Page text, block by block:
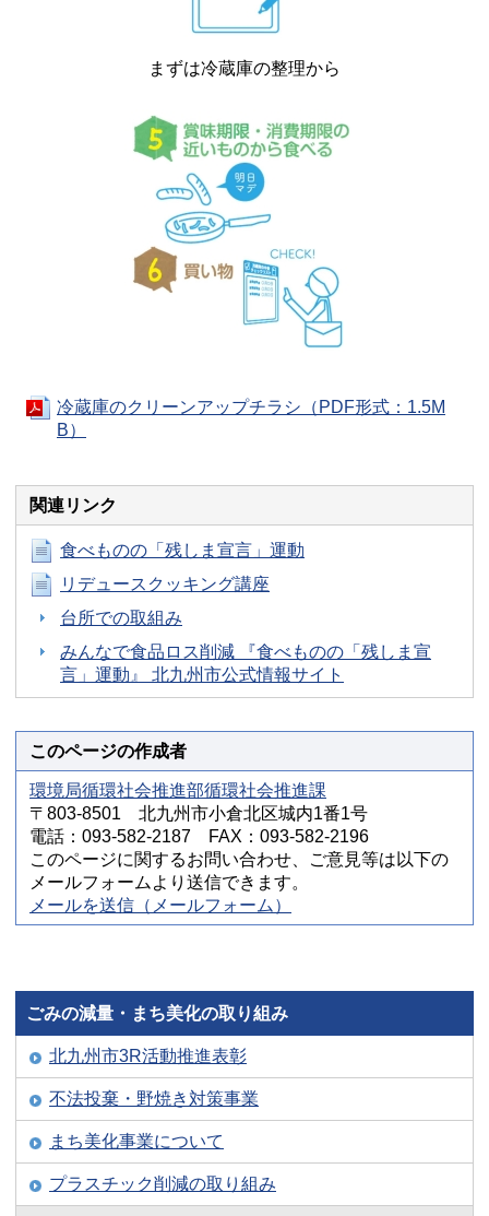
まずは冷蔵庫の整理から
冷蔵庫のクリーンアップチラシ（PDF形式：1.5M
B）
関連リンク
食べものの「残しま宣言」運動
リデュースクッキング講座
台所での取組み
みんなで食品ロス削減 『食べものの「残しま宣
言」運動』 北九州市公式情報サイト
このページの作成者
環境局循環社会推進部循環社会推進課
〒803-8501 北九州市小倉北区城内1番1号
電話：093-582-2187 FAX：093-582-2196
このページに関するお問い合わせ、ご意見等は以下の
メールフォームより送信できます。
メールを送信（メールフォーム）
ごみの減量・まち美化の取り組み
北九州市3R活動推進表彰
不法投棄・野焼き対策事業
まち美化事業について
プラスチック削減の取り組み